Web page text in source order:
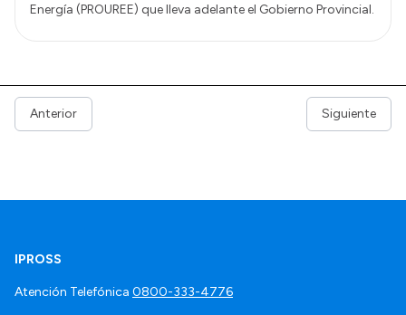
Energía (PROUREE) que lleva adelante el Gobierno Provincial.
Anterior Siguiente
IPROSS
Atención Telefónica 0800-333-4776